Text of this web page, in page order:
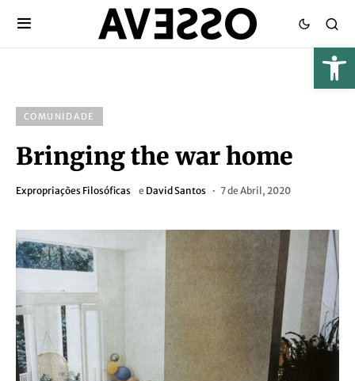
COMUNIDADE
Bringing the war home
Expropriações Filosóficas e David Santos 7 de Abril, 2020